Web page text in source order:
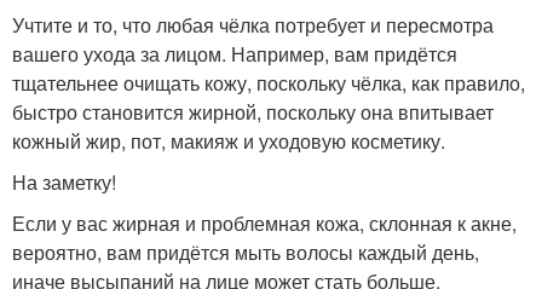
Учтите и то, что любая чёлка потребует и пересмотра
вашего ухода за лицом. Например, вам придётся
тщательнее очищать кожу, поскольку чёлка, как правило,
быстро становится жирной, поскольку она впитывает
кожный жир, пот, макияж и уходовую косметику.
На заметку!
Если у вас жирная и проблемная кожа, склонная к акне,
вероятно, вам придётся мыть волосы каждый день,
иначе высыпаний на лице может стать больше.